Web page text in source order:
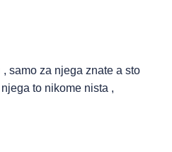
samo za njega znate a sto
to nikome nista ,